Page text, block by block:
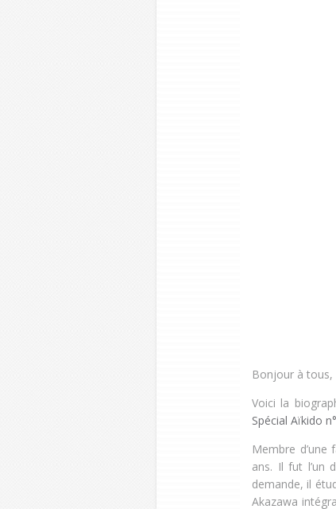
Bonjour à tous,
Voici la
Spécial Aïkido
Membre
ans. Il fut l’un
demande, il
Akazawa